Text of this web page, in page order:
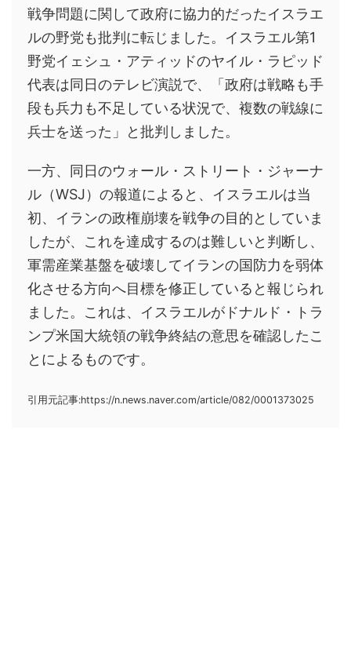
戦争問題に関して政府に協力的だったイスラエ
ルの野党も批判に転じました。イスラエル第1
野党イェシュ・アティッドのヤイル・ラピッド
代表は同日のテレビ演説で、「政府は戦略も手
段も兵力も不足している状況で、複数の戦線に
兵士を送った」と批判しました。
一方、同日のウォール・ストリート・ジャーナ
ル（WSJ）の報道によると、イスラエルは当
初、イランの政権崩壊を戦争の目的としていま
したが、これを達成するのは難しいと判断し、
軍需産業基盤を破壊してイランの国防力を弱体
化させる方向へ目標を修正していると報じられ
ました。これは、イスラエルがドナルド・トラ
ンプ米国大統領の戦争終結の意思を確認したこ
とによるものです。
引用元記事:https://n.news.naver.com/article/082/0001373025